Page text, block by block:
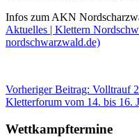
Infos zum AKN
Aktuelles | Klettern
nordschwarzwald.de)
Vorheriger Beitrag: Volltrauf
Kletterforum vom 14. bis 16.
Wettkampftermine